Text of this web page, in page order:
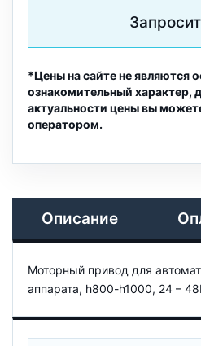
*Цены на сайте не являются
ознакомительный характер,
актуальности цены вы
оператором.
Описание
Моторный привод для
аппарата, h800-h1000, 24 –